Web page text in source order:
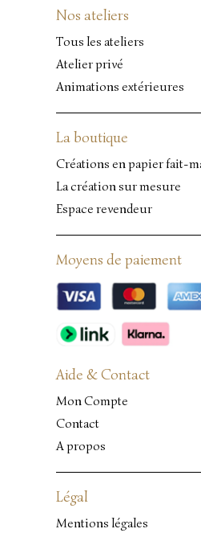
Nos ateliers
Tous les ateliers
Atelier privé
Animations extérieures
La boutique
Créations en papier fait-
La création sur mesure
Espace revendeur
Moyens de paiement
Aide & Contact
Mon Compte
Contact
A propos
Légal
Mentions légales